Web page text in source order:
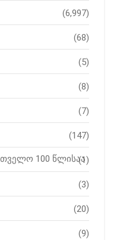
(6,997)
(68)
(5)
(8)
(7)
(147)
100 წლისაა
(1)
(3)
(20)
(9)